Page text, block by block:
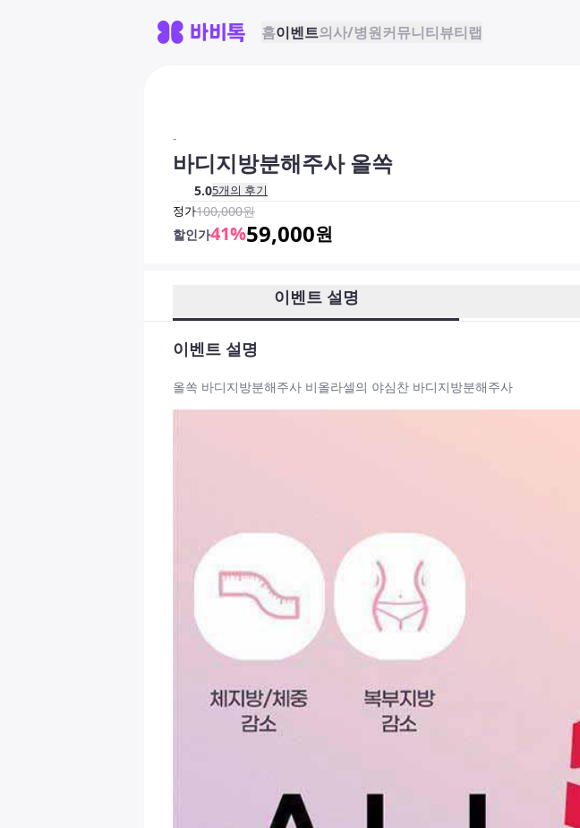
홈이벤트의사/병원커뮤니티뷰티랩
-
바디지방분해주사 올쏙
5.05개의 후기
정가100,000원
할인가41%59,000원
이벤트 설명
이벤트 설명
올쏙 바디지방분해주사 비올라셀의 야심찬 바디지방분해주사